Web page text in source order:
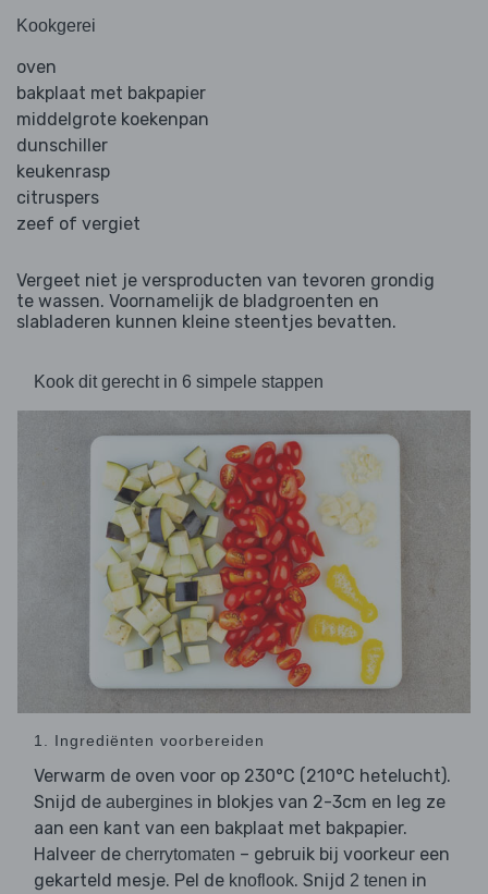
Kookgerei
oven
bakplaat met bakpapier
middelgrote koekenpan
dunschiller
keukenrasp
citruspers
zeef of vergiet
Vergeet niet je versproducten van tevoren grondig
te wassen. Voornamelijk de bladgroenten en
slabladeren kunnen kleine steentjes bevatten.
Kook dit gerecht in 6 simpele stappen
1. Ingrediënten voorbereiden
Verwarm de oven voor op 230°C (210°C hetelucht).
Snijd de aubergines in blokjes van 2-3cm en leg ze
aan een kant van een bakplaat met bakpapier.
Halveer de cherrytomaten – gebruik bij voorkeur een
gekarteld mesje. Pel de knoflook. Snijd 2 tenen in